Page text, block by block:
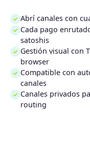
✓ Abrí canales con
✓ Cada pago
satoshis
✓ Gestión visual con
browser
✓ Compatible con
canales
✓ Canales privados
routing